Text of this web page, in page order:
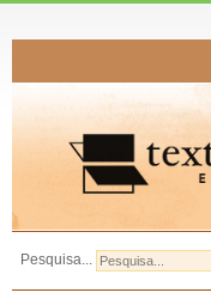
Pesquisa...